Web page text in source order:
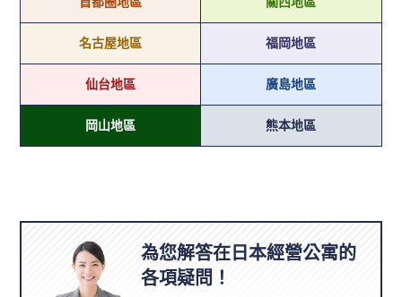
名古屋地區 福岡地區
仙台地區 廣島地區
岡山地區 熊本地區
為您解答在日本經營公寓的
各項疑問！